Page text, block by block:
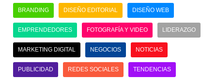
BRANDING DISEÑO EDITORIAL DISEÑO WEB
EMPRENDEDORES FOTOGRAFÍA Y VIDEO LIDERAZGO
MARKETING DIGITAL NEGOCIOS NOTICIAS
PUBLICIDAD REDES SOCIALES TENDENCIAS